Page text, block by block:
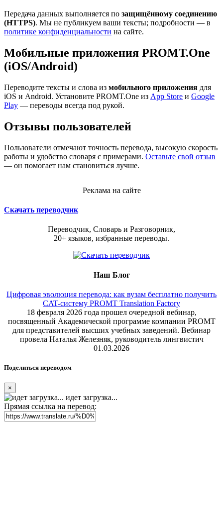
Передача данных выполняется по защищённому соединению
(HTTPS). Мы не публикуем ваши тексты; подробности — в
политике конфиденциальности на сайте.
Мобильные приложения PROMT.One
(iOS/Android)
Переводите тексты и слова из мобильного приложения для
iOS и Android. Установите PROMT.One из App Store и Google
Play — переводы всегда под рукой.
Отзывы пользователей
Пользователи отмечают точность перевода, высокую скорость
работы и удобство словаря с примерами. Оставьте свой отзыв
— он помогает нам становиться лучше.
Реклама на сайте
Скачать переводчик
Переводчик, Словарь и Разговорник,
20+ языков, избранные переводы.
Наш Блог
Цифровая эволюция перевода: как вузам бесплатно получить
CAT-систему PROMT Translation Factory
18 февраля 2026 года прошел очередной вебинар,
посвященный Академической программе компании PROMT
для представителей высших учебных заведений. Вебинар
провела Наталья Железняк, руководитель лингвистич
01.03.2026
Поделиться переводом
×
идет загрузка...
Прямая ссылка на перевод: